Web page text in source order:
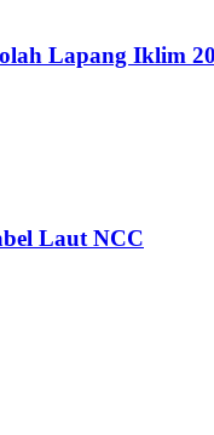
Lapang Iklim
Laut NCC